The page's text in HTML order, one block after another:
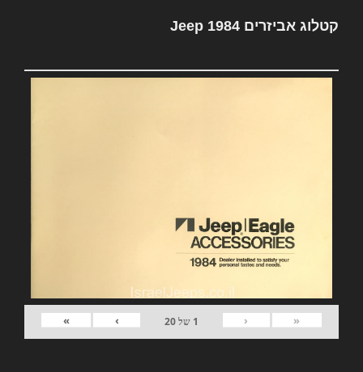
קטלוג אביזרים Jeep 1984
«
‹
1 של20
›
»